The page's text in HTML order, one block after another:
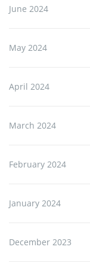
June 2024
May 2024
April 2024
March 2024
February 2024
January 2024
December 2023